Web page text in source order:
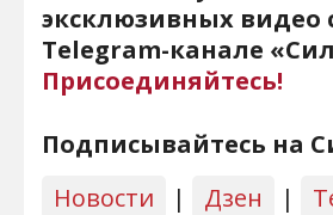
эксклюзивных видео
Telegram-канале
Присоединяйтесь!
Подписывайтесь на
Новости
| Дзен |